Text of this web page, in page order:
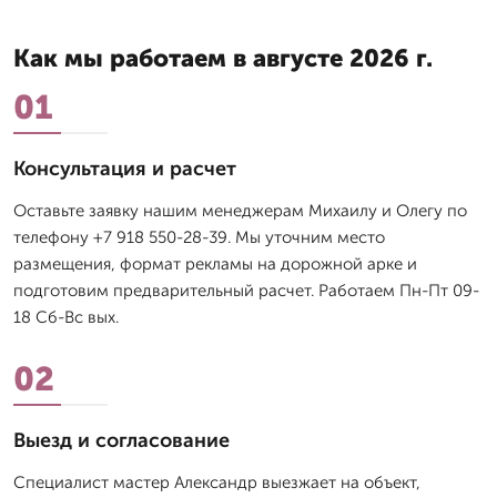
Как мы работаем в августе 2026 г.
01
Консультация и расчет
Оставьте заявку нашим менеджерам Михаилу и Олегу по
телефону +7 918 550-28-39. Мы уточним место
размещения, формат рекламы на дорожной арке и
подготовим предварительный расчет. Работаем Пн-Пт 09-
18 Сб-Вс вых.
02
Выезд и согласование
Специалист мастер Александр выезжает на объект,